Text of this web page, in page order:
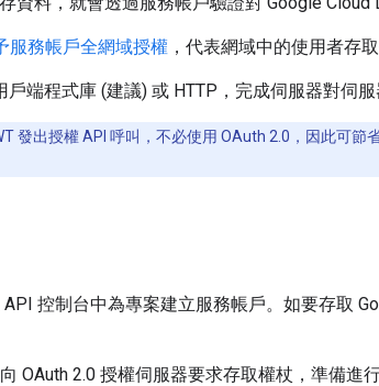
服務帳戶全網域授權 ，代表網域中的使用者存
端程式庫 (建議) 或 HTTP，完成伺服器對伺服
發出授權 API 呼叫，不必使用 OAuth 2.0，因此可節
控制台中為專案建立服務帳戶。如要存取
OAuth 2.0 授權伺服器要求存取權杖，準備進